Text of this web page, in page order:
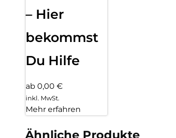
– Hier
bekommst
Du Hilfe
ab 0,00 €
inkl. MwSt.
Mehr erfahren
Ähnliche Produkte